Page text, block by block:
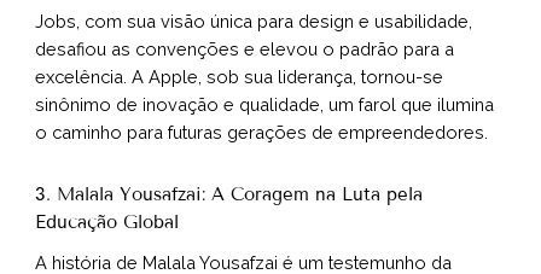
Jobs, com sua visão única para design e usabilidade,
desafiou as convenções e elevou o padrão para a
excelência. A Apple, sob sua liderança, tornou-se
sinônimo de inovação e qualidade, um farol que ilumina
o caminho para futuras gerações de empreendedores.
3. Malala Yousafzai: A Coragem na Luta pela
Educação Global
A história de Malala Yousafzai é um testemunho da